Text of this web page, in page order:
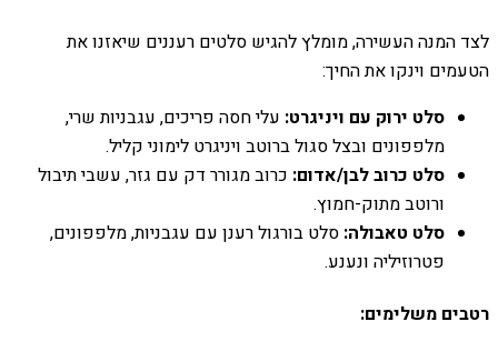
לצד המנה העשירה, מומלץ להגיש סלטים רעננים שיאזנו את
הטעמים וינקו את החיך:
סלט ירוק עם ויניגרט: עלי חסה פריכים, עגבניות שרי,
מלפפונים ובצל סגול ברוטב ויניגרט לימוני קליל.
סלט כרוב לבן/אדום: כרוב מגורר דק עם גזר, עשבי תיבול
ורוטב מתוק-חמוץ.
סלט טאבולה: סלט בורגול רענן עם עגבניות, מלפפונים,
פטרוזיליה ונענע.
רטבים משלימים: